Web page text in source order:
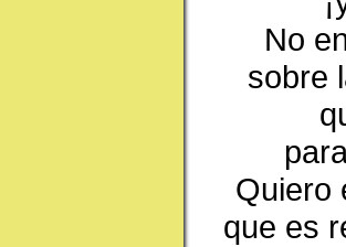
No
sobre
Quiero
que es